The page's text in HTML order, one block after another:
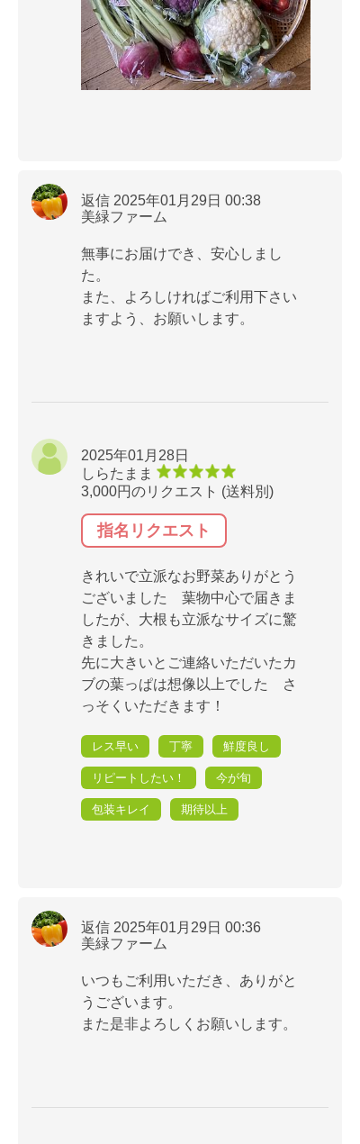
返信 2025年01月29日 00:38
美緑ファーム
無事にお届けでき、安心しまし
た。
また、よろしければご利用下さい
ますよう、お願いします。
2025年01月28日
しらたまま
3,000円のリクエスト (送料別)
指名リクエスト
きれいで立派なお野菜ありがとう
ございました 葉物中心で届きま
したが、大根も立派なサイズに驚
きました。
先に大きいとご連絡いただいたカ
ブの葉っぱは想像以上でした さ
っそくいただきます！
レス早い 丁寧 鮮度良し
リピートしたい！ 今が旬
包装キレイ 期待以上
返信 2025年01月29日 00:36
美緑ファーム
いつもご利用いただき、ありがと
うございます。
また是非よろしくお願いします。